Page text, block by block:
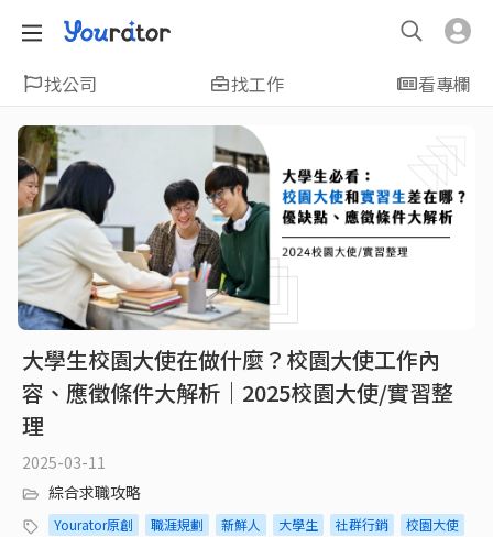
找公司 找工作 看專欄
大學生校園大使在做什麼？校園大使工作內
容、應徵條件大解析｜2025校園大使/實習整
理
2025-03-11
綜合求職攻略
Yourator原創 職涯規劃 新鮮人 大學生 社群行銷 校園大使